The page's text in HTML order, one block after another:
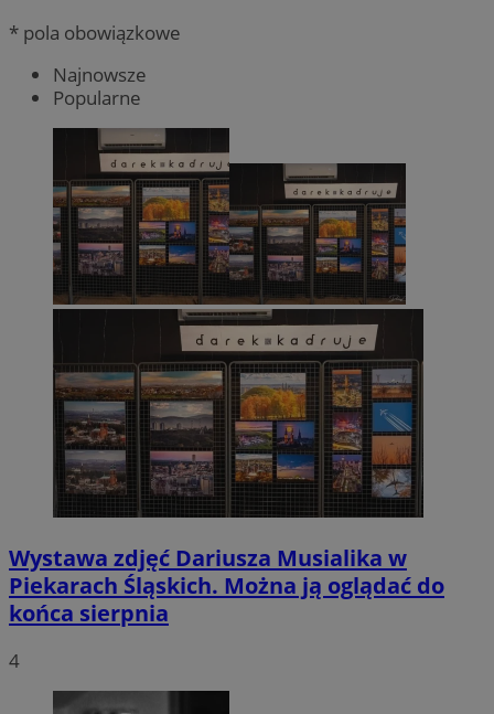
* pola obowiązkowe
Najnowsze
Popularne
Wystawa zdjęć Dariusza Musialika w
Piekarach Śląskich. Można ją oglądać do
końca sierpnia
4